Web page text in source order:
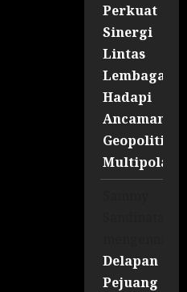
Perkuat
Sinergi
Lintas
Lembaga
Hadapi
Ancaman
Geopolitik
Multipolar
Delapan
Pejuang